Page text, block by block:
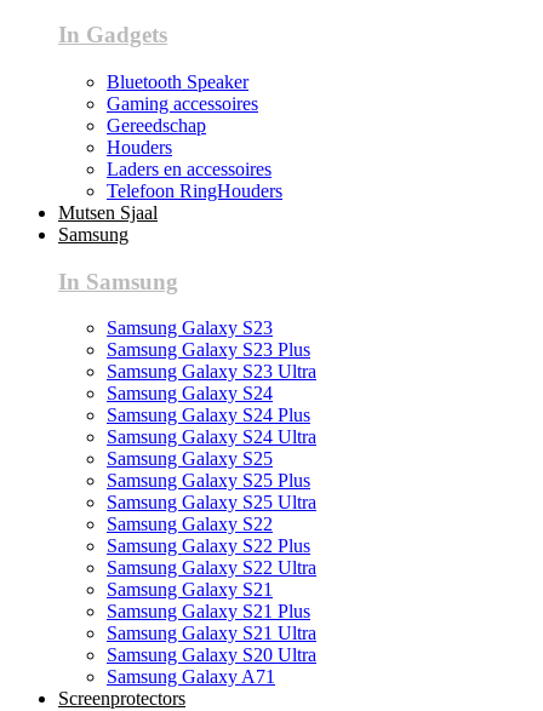
In Gadgets
Bluetooth Speaker
Gaming accessoires
Gereedschap
Houders
Laders en accessoires
Telefoon RingHouders
Mutsen Sjaal
Samsung
In Samsung
Samsung Galaxy S23
Samsung Galaxy S23 Plus
Samsung Galaxy S23 Ultra
Samsung Galaxy S24
Samsung Galaxy S24 Plus
Samsung Galaxy S24 Ultra
Samsung Galaxy S25
Samsung Galaxy S25 Plus
Samsung Galaxy S25 Ultra
Samsung Galaxy S22
Samsung Galaxy S22 Plus
Samsung Galaxy S22 Ultra
Samsung Galaxy S21
Samsung Galaxy S21 Plus
Samsung Galaxy S21 Ultra
Samsung Galaxy S20 Ultra
Samsung Galaxy A71
Screenprotectors